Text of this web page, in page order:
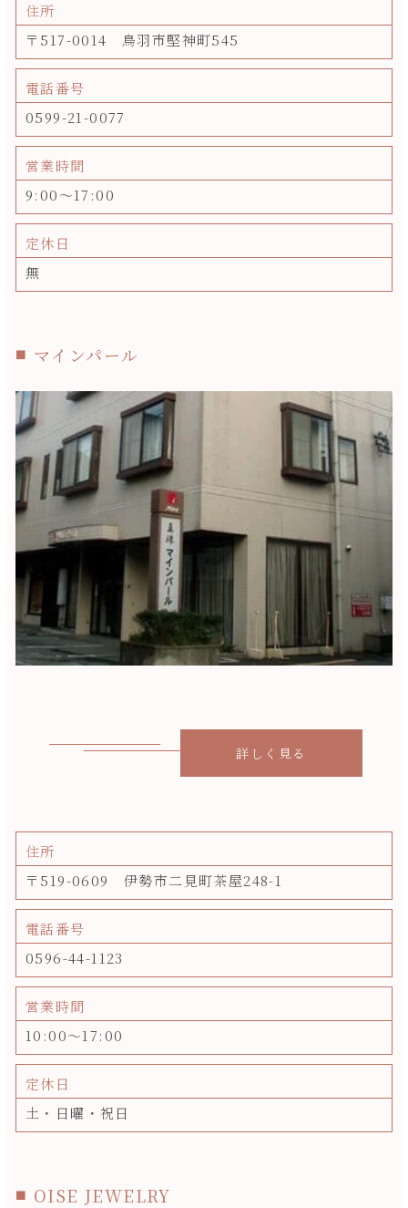
住所
〒517-0014 鳥羽市堅神町545
電話番号
0599-21-0077
営業時間
9:00～17:00
定休日
無
マインパール
詳しく見る
住所
〒519-0609 伊勢市二見町茶屋248-1
電話番号
0596-44-1123
営業時間
10:00～17:00
定休日
土・日曜・祝日
OISE JEWELRY